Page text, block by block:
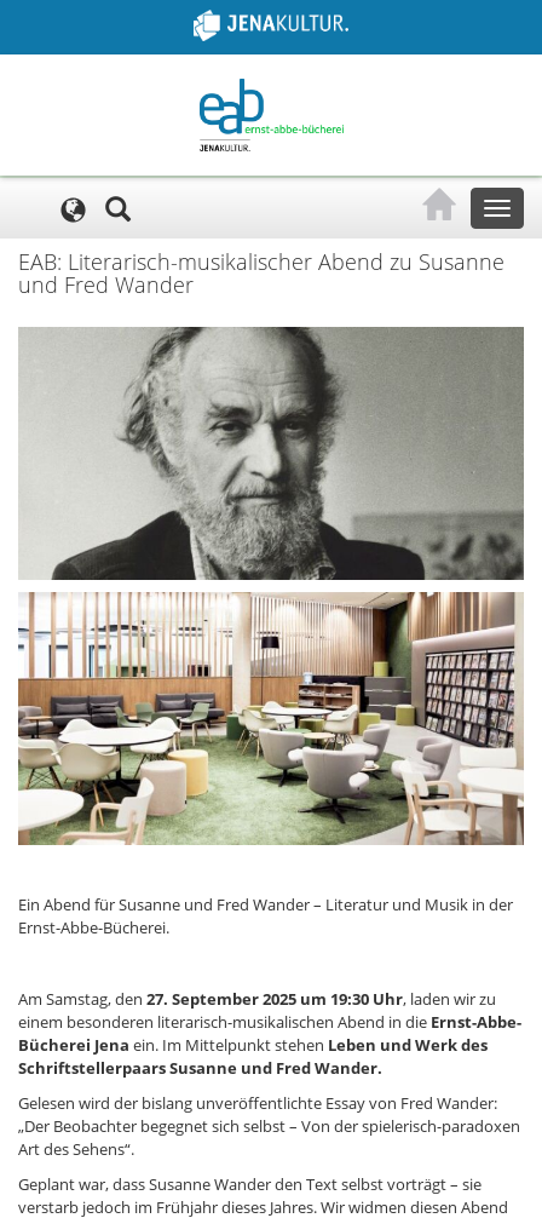
Toggle
EAB: Literarisch-musikalischer Abend zu Susanne
und Fred Wander
Ein Abend für Susanne und Fred Wander – Literatur und Musik in der
Ernst-Abbe-Bücherei.
Am Samstag, den 27. September 2025 um 19:30 Uhr, laden wir zu
einem besonderen literarisch-musikalischen Abend in die Ernst-Abbe-
Bücherei Jena ein. Im Mittelpunkt stehen Leben und Werk des
Schriftstellerpaars Susanne und Fred Wander.
Gelesen wird der bislang unveröffentlichte Essay von Fred Wander:
„Der Beobachter begegnet sich selbst – Von der spielerisch-paradoxen
Art des Sehens“.
Geplant war, dass Susanne Wander den Text selbst vorträgt – sie
verstarb jedoch im Frühjahr dieses Jahres. Wir widmen diesen Abend